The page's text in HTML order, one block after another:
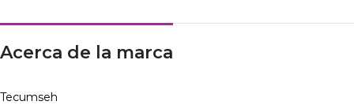
Acerca de la marca
Tecumseh